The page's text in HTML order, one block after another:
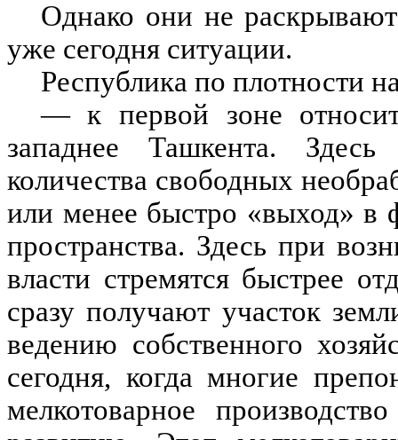
Однако они не
уже сегодня ситуации.
Республика по плотности
— к первой зоне
западнее Ташкента.
количества свободных
или менее быстро «выход» в
пространства. Здесь при
власти стремятся быстрее
сразу получают участок
ведению собственного
сегодня, когда многие
мелкотоварное